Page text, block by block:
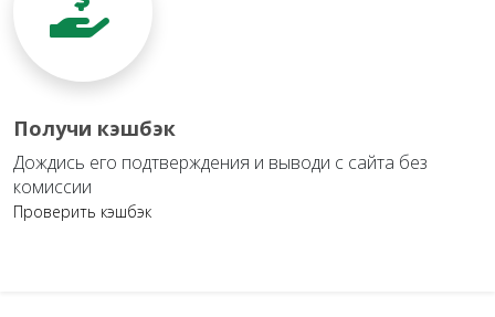
Получи кэшбэк
Дождись его подтверждения и выводи с сайта без
комиссии
Проверить кэшбэк